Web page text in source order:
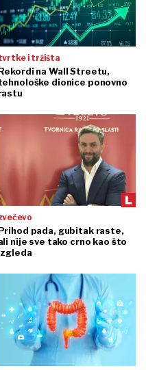
i tržišta
na Wall Streetu,
dionice ponovno
pada, gubitak raste,
nije sve tako crno kao što